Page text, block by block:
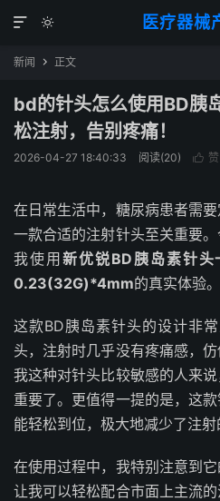
医疗器械


新闻  正文
bd的针头怎么使用BD胰
松注射，告别疼痛！
2026-04-27 18:40:33 阅读(20) 
在日常生活中，糖尿病患者需
一款合适的注射针头至关重要
我使用 新优锐BD胰岛素针
0.23(32G)*4mm的真实体验。
这款BD胰岛素针头的设计非
头，注射时几乎没有疼痛感，
我这种对针头比较敏感的人来
重要了。更值得一提的是，这
能轻松到位，极大地减少了注射
在使用过程中，我特别注意到
让我可以轻松配合市面上主流